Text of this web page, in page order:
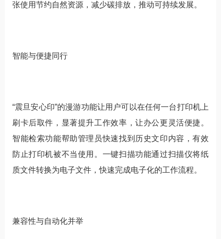
张使用节约自然资源，减少碳排放，推动可持续发展。
智能与便捷同行
“震旦安心印”的漫游功能让用户可以在任何一台打印机上
刷卡后取件，显著提升工作效率，让办公更灵活便捷。
智能检索功能帮助管理员快速找到历史文印内容，有效
防止打印机被不当使用。一键扫描功能通过扫描仪将纸
质文件转换为电子文件，快速完成电子化的工作流程。
兼容性与自动化并举